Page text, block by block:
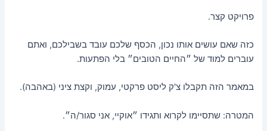
פרויקט קצר.
כזה שאם עושים אותו נכון, הכסף שלכם עובד בשבילכם, ואתם
עוברים למוד של ״החיים הטובים״ בלי הפתעות.
במאמר הזה תקבלו צ'ק ליסט פרקטי, עמוק, וקצת ציני (באהבה).
המטרה: שתסיימו לקרוא ותגידו ״אוקיי, אני סגור/ה״.